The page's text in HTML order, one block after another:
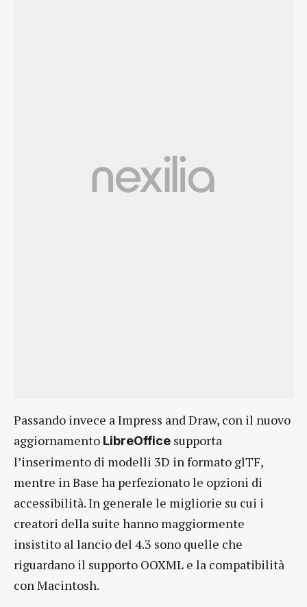
Passando invece a Impress and Draw, con il nuovo
aggiornamento LibreOffice supporta
l’inserimento di modelli 3D in formato glTF,
mentre in Base ha perfezionato le opzioni di
accessibilità. In generale le migliorie su cui i
creatori della suite hanno maggiormente
insistito al lancio del 4.3 sono quelle che
riguardano il supporto OOXML e la compatibilità
con Macintosh.